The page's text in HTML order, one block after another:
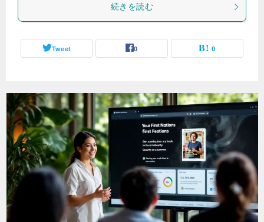
続きを読む
Tweet 0 0